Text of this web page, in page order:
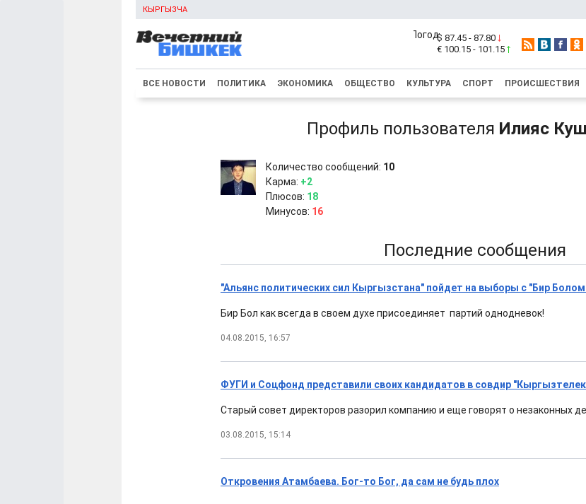
КЫРГЫЗЧА
$ 87.45 - 87.80
€ 100.15 - 101.15
ВСЕ НОВОСТИ ПОЛИТИКА ЭКОНОМИКА ОБЩЕСТВО КУЛЬТУРА СПОРТ ПРОИСШЕСТВИЯ
Профиль пользователя Илияс
Количество сообщений: 10
Карма: +2
Плюсов: 18
Минусов: 16
Последние сообщения
"Альянс политических сил Кыргызстана" пойдет на выборы с "Бир
Бир Бол как всегда в своем духе присоединяет партий однодневок!
04.08.2015, 16:57
ФУГИ и Соцфонд представили своих кандидатов в совдир
Старый совет директоров разорил компанию и еще говорят о незаконных
03.08.2015, 15:14
Откровения Атамбаева. Бог-то Бог, да сам не будь плох